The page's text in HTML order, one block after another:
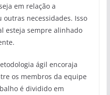
em relação a
necessidades. Isso
esteja sempre alinhado
ágil encoraja
os membros da equipe
é dividido em